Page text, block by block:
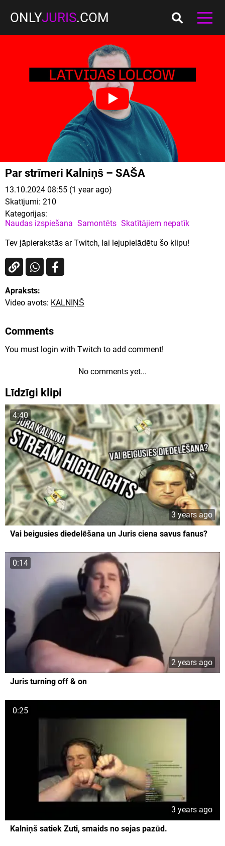
ONLYJURIS.COM
Par strīmeri Kalniņš – SAŠA
13.10.2024 08:55 (1 year ago)
Skatījumi: 210
Kategorijas:
Naudas izspiešana Samontēts Skatītājiem nepatīk
Tev jāpierakstās ar Twitch, lai lejupielādētu šo klipu!
Apraksts:
Video avots: KALNIŅŠ
Comments
You must login with Twitch to add comment!
No comments yet...
Līdzīgi klipi
4:40
3 years ago
Vai beigusies diedelēšana un Juris ciena savus fanus?
0:14
2 years ago
Juris turning off & on
0:25
3 years ago
Kalniņš satiek Zuti, smaids no sejas pazūd.